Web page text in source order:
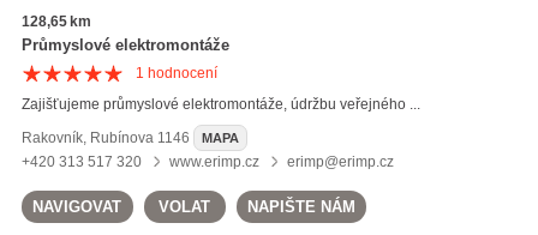
soudní znalecké posudky
znalecké posudky (667)
128,65 km
Průmyslové elektromontáže
1 hodnocení
Zajišťujeme průmyslové elektromontáže, údržbu veřejného ...
Rakovník, Rubínova 1146 MAPA
+420 313 517 320 www.erimp.cz erimp@erimp.cz
NAVIGOVAT VOLAT NAPIŠTE NÁM